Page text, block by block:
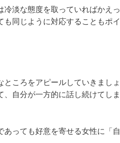
淡な態度を取っていればかえっ
同じように対応することもポイ
ころをアピールしていきましょ
自分が一方的に話し続けてしま
っても好意を寄せる女性に「自